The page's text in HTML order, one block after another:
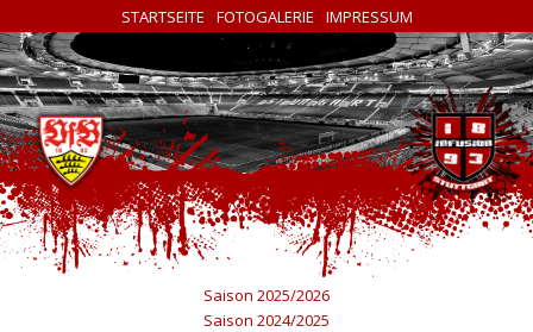
STARTSEITE FOTOGALERIE IMPRESSUM
Saison 2025/2026
Saison 2024/2025